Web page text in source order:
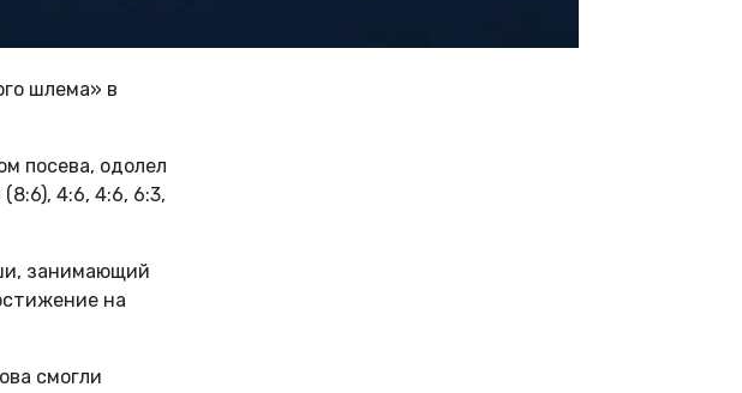
шлема» в
посева, одолел
4:6, 4:6, 6:3,
занимающий
на
смогли